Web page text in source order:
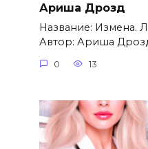
Ариша Дрозд
Название: Измена.
Автор: Ариша
0 13